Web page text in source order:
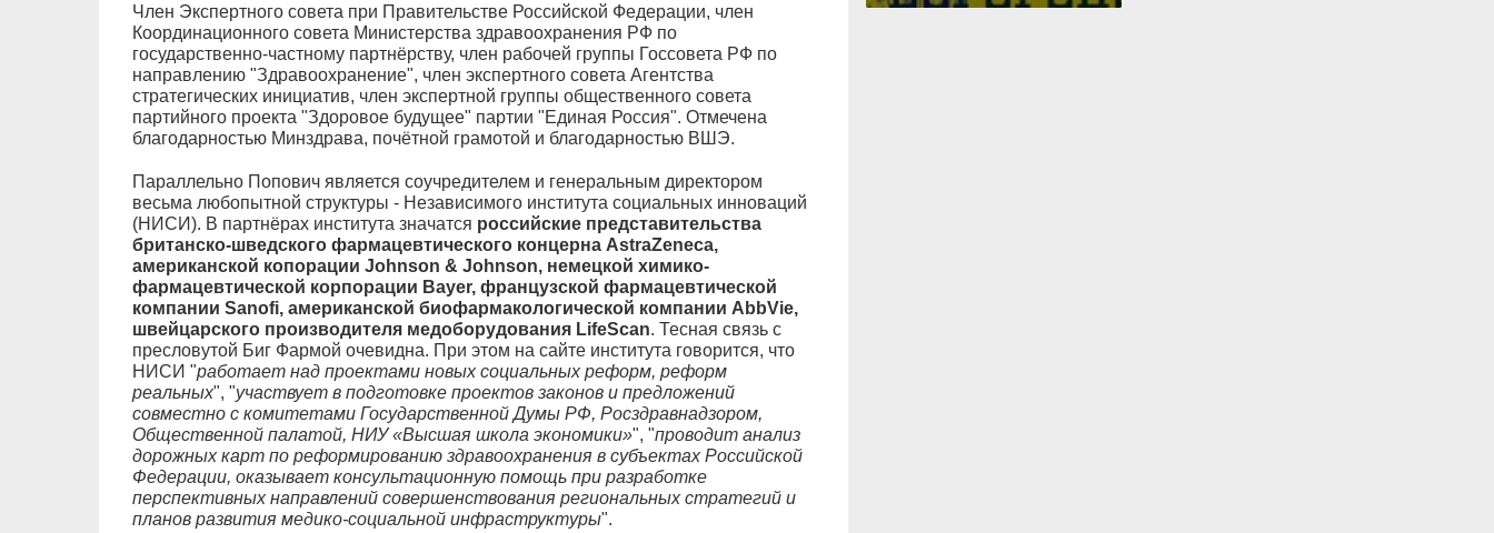
Член Экспертного совета при Правительстве Российской Федерации, член
Координационного совета Министерства здравоохранения РФ по
государственно-частному партнёрству, член рабочей группы Госсовета РФ по
направлению "Здравоохранение", член экспертного совета Агентства
стратегических инициатив, член экспертной группы общественного совета
партийного проекта "Здоровое будущее" партии "Единая Россия". Отмечена
благодарностью Минздрава, почётной грамотой и благодарностью ВШЭ.
Параллельно Попович является соучредителем и генеральным директором
весьма любопытной структуры - Независимого института социальных инноваций
(НИСИ). В партнёрах института значатся российские представительства
британско-шведского фармацевтического концерна AstraZeneca,
американской копорации Johnson & Johnson, немецкой химико-
фармацевтической корпорации Bayer, французской фармацевтической
компании Sanofi, американской биофармакологической компании AbbVie,
швейцарского производителя медоборудования LifeScan. Тесная связь с
пресловутой Биг Фармой очевидна. При этом на сайте института говорится, что
НИСИ "работает над проектами новых социальных реформ, реформ
реальных", "участвует в подготовке проектов законов и предложений
совместно с комитетами Государственной Думы РФ, Росздравнадзором,
Общественной палатой, НИУ «Высшая школа экономики»", "проводит анализ
дорожных карт по реформированию здравоохранения в субъектах Российской
Федерации, оказывает консультационную помощь при разработке
перспективных направлений совершенствования региональных стратегий и
планов развития медико-социальной инфраструктуры".